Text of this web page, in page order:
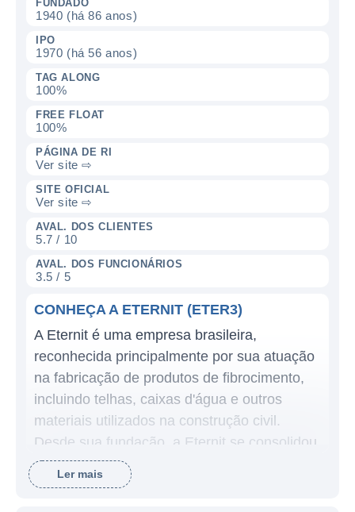
FUNDADO
1940 (há 86 anos)
IPO
1970 (há 56 anos)
TAG ALONG
100%
FREE FLOAT
100%
PÁGINA DE RI
Ver site ⇨
SITE OFICIAL
Ver site ⇨
AVAL. DOS CLIENTES
5.7 / 10
AVAL. DOS FUNCIONÁRIOS
3.5 / 5
CONHEÇA A ETERNIT (ETER3)
A Eternit é uma empresa brasileira,
reconhecida principalmente por sua atuação
na fabricação de produtos de fibrocimento,
incluindo telhas, caixas d'água e outros
materiais utilizados na construção civil.
Desde sua fundação, a Eternit se consolidou
como uma das principais fabricantes de
materiais de construção no Brasil,
Ler mais